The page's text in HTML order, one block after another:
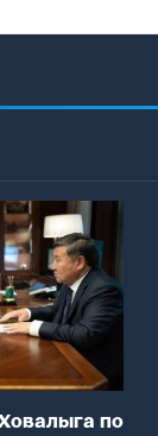
по